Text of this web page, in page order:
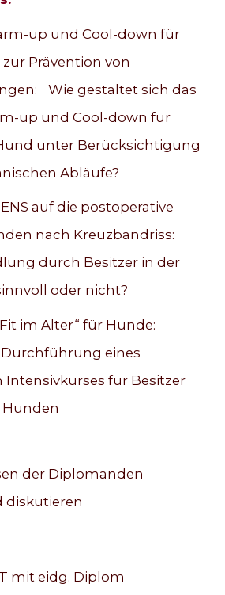
up und Cool-down für
Prävention von
Wie gestaltet sich das
up und Cool-down für
unter Berücksichtigung
Abläufe?
auf die postoperative
nach Kreuzbandriss:
durch Besitzer in der
oder nicht?
im Alter“ für Hunde:
eines
für Besitzer
der Diplomanden
diskutieren
mit eidg. Diplom